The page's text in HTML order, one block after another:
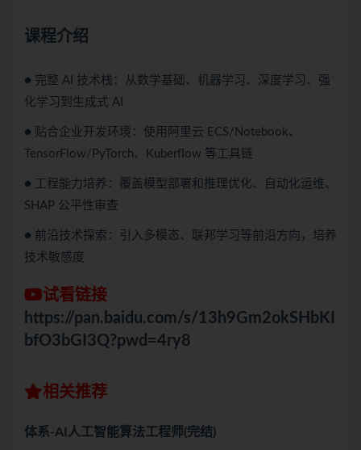
课程介绍
● 完整 AI 技术栈：从数学基础、机器学习、深度学习、强
化学习到生成式 AI
● 贴合企业开发环境：使用阿里云 ECS/Notebook、
TensorFlow/PyTorch、Kuberflow 等工具链
● 工程能力培养：覆盖模型部署和推理优化、自动化运维、
SHAP 公平性审查
● 前沿技术探索：引入多模态、联邦学习等前沿方向，培养
技术敏感度
试看链接
https://pan.baidu.com/s/13h9Gm2okSHbKI
bfO3bGI3Q?pwd=4ry8
相关推荐
体系-AI人工智能算法工程师(完结)